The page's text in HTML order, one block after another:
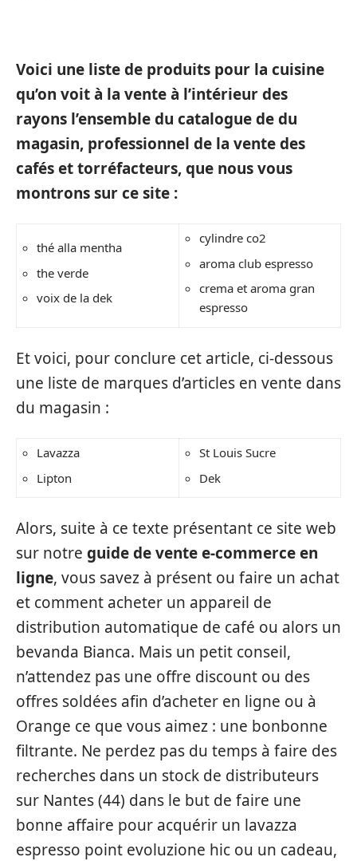
Voici une liste de produits pour la cuisine
qu’on voit à la vente à l’intérieur des
rayons l’ensemble du catalogue de du
magasin, professionnel de la vente des
cafés et torréfacteurs, que nous vous
montrons sur ce site :
thé alla mentha
the verde
voix de la dek
cylindre co2
aroma club espresso
crema et aroma gran
espresso
Et voici, pour conclure cet article, ci-dessous
une liste de marques d’articles en vente dans
du magasin :
Lavazza
Lipton
St Louis Sucre
Dek
Alors, suite à ce texte présentant ce site web
sur notre guide de vente e-commerce en
ligne, vous savez à présent ou faire un achat
et comment acheter un appareil de
distribution automatique de café ou alors un
bevanda Bianca. Mais un petit conseil,
n’attendez pas une offre discount ou des
offres soldées afin d’acheter en ligne ou à
Orange ce que vous aimez : une bonbonne
filtrante. Ne perdez pas du temps à faire des
recherches dans un stock de distributeurs
sur Nantes (44) dans le but de faire une
bonne affaire pour acquérir un lavazza
espresso point evoluzione hic ou un cadeau,